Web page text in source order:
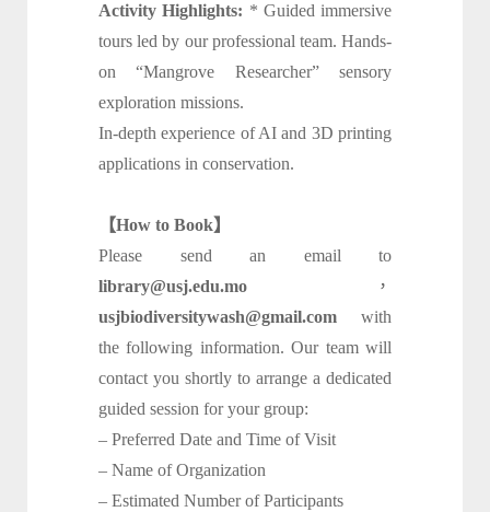
Activity Highlights: * Guided immersive
tours led by our professional team. Hands-
on “Mangrove Researcher” sensory
exploration missions.
In-depth experience of AI and 3D printing
applications in conservation.
【How to Book】
Please send an email to
library@usj.edu.mo ，
usjbiodiversitywash@gmail.com with
the following information. Our team will
contact you shortly to arrange a dedicated
guided session for your group:
– Preferred Date and Time of Visit
– Name of Organization
– Estimated Number of Participants